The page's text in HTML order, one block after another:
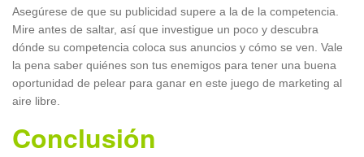
Asegúrese de que su publicidad supere a la de la competencia.
Mire antes de saltar, así que investigue un poco y descubra
dónde su competencia coloca sus anuncios y cómo se ven. Vale
la pena saber quiénes son tus enemigos para tener una buena
oportunidad de pelear para ganar en este juego de marketing al
aire libre.
Conclusión